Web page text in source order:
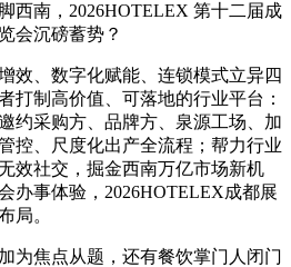
南，2026HOTELEX 第十二届成
会沉磅蓄势？
、数字化赋能、连锁模式立异四
打制高价值、可落地的行业平台：
约采购方、品牌方、泉源工场、加
控、尺度化出产全流程；帮力行业
效社交，掘金西南万亿市场新机
办事体验，2026HOTELEX成都展
局。
焦点从题，还有餐饮掌门人闭门